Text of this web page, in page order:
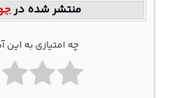
منتشر شده در
چه امتیازی به